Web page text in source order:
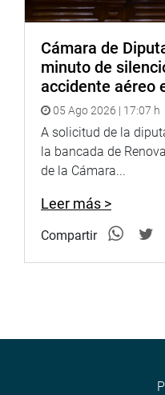
Cámara de
minuto de
accidente aéreo
05 Ago 2026 | 17:07 h
A solicitud de la
la bancada de
de la Cámara...
Leer más >
Compartir